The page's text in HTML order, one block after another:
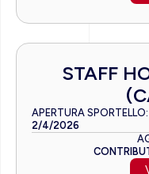
STAFF
APERTURA SPORTELLO:
2/4/2026